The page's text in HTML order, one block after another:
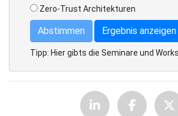
Zero-Trust Architekturen
Abstimmen Ergebnis anzeigen
Tipp: Hier gibts die Seminare und